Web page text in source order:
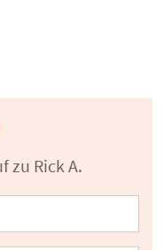
zu Rick A.